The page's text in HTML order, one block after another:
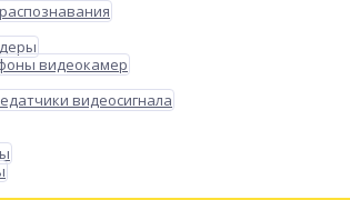
видеокамер
видеосигнала